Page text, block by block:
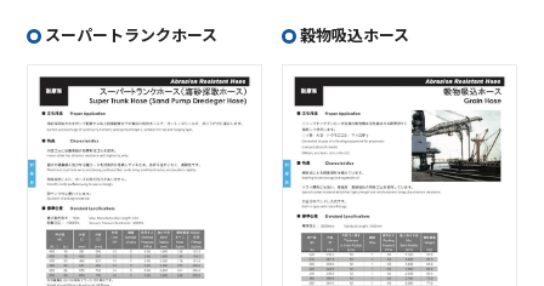
スーパートランクホース 穀物吸込ホース